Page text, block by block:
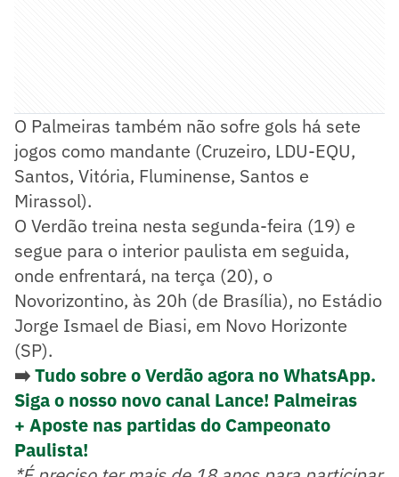
O Palmeiras também não sofre gols há sete
jogos como mandante (Cruzeiro, LDU-EQU,
Santos, Vitória, Fluminense, Santos e
Mirassol).
O Verdão treina nesta segunda-feira (19) e
segue para o interior paulista em seguida,
onde enfrentará, na terça (20), o
Novorizontino, às 20h (de Brasília), no Estádio
Jorge Ismael de Biasi, em Novo Horizonte
(SP).
➡️Tudo sobre o Verdão agora no WhatsApp.
Siga o nosso novo canal Lance! Palmeiras
+ Aposte nas partidas do Campeonato
Paulista!